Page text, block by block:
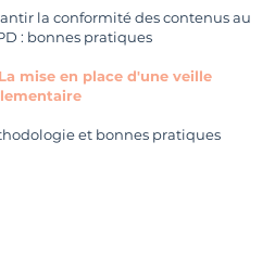
la conformité des contenus au
: bonnes pratiques
mise en place d'une veille
et bonnes pratiques